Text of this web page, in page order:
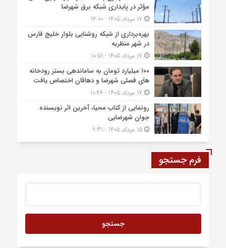
مؤثر در پایداری شبکه برق شهرضا
بهره‌برداری از شبکه روشنایی بلوار خلیج فارس
در شهر منظریه
۱۰۰ میلیارد تومان به ساماندهی بستر رودخانه
های فصلی شهرضا و دهاقان اختصاص یافت
رونمایی از کتاب محیا، آخرین اثر نویسنده
جوان شهرضایی
15 مرداد 1405 - 9:31
فرم جستجو